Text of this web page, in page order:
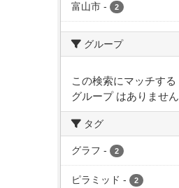
富山市 - 2
グループ
この検索にマッチする
グループ はありません
タグ
グラフ - 2
ピラミッド - 2